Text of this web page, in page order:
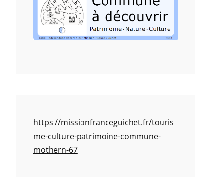
https://missionfranceguichet.fr/touris
me-culture-patrimoine-commune-
mothern-67